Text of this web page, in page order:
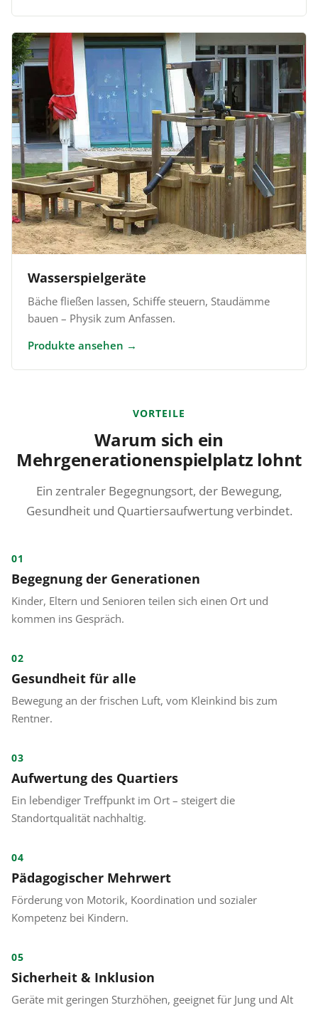
Wasserspielgeräte
Bäche fließen lassen, Schiffe steuern, Staudämme
bauen – Physik zum Anfassen.
Produkte ansehen
VORTEILE
Warum sich ein
Mehrgenerationenspielplatz lohnt
Ein zentraler Begegnungsort, der Bewegung,
Gesundheit und Quartiersaufwertung verbindet.
01
Begegnung der Generationen
Kinder, Eltern und Senioren teilen sich einen Ort und
kommen ins Gespräch.
02
Gesundheit für alle
Bewegung an der frischen Luft, vom Kleinkind bis zum
Rentner.
03
Aufwertung des Quartiers
Ein lebendiger Treffpunkt im Ort – steigert die
Standortqualität nachhaltig.
04
Pädagogischer Mehrwert
Förderung von Motorik, Koordination und sozialer
Kompetenz bei Kindern.
05
Sicherheit & Inklusion
Geräte mit geringen Sturzhöhen, geeignet für Jung und Alt